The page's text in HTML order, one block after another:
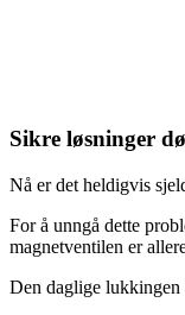
Sikre løsninger
Nå er det heldigvis
For å unngå dette
magnetventilen er
Den daglige lukkingen